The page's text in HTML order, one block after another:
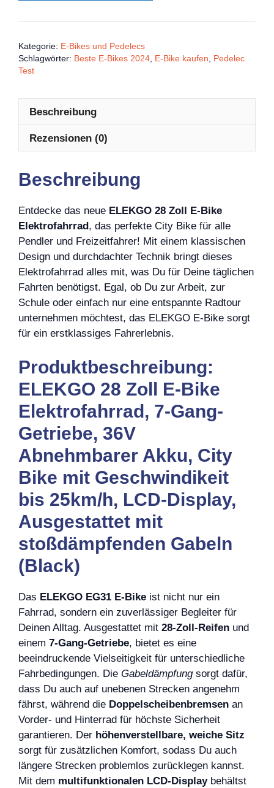
Kategorie: E-Bikes und Pedelecs
Schlagwörter: Beste E-Bikes 2024, E-Bike kaufen, Pedelec
Test
Beschreibung
Rezensionen (0)
Beschreibung
Entdecke das neue ELEKGO 28 Zoll E-Bike
Elektrofahrrad, das perfekte City Bike für alle
Pendler und Freizeitfahrer! Mit einem klassischen
Design und durchdachter Technik bringt dieses
Elektrofahrrad alles mit, was Du für Deine täglichen
Fahrten benötigst. Egal, ob Du zur Arbeit, zur
Schule oder einfach nur eine entspannte Radtour
unternehmen möchtest, das ELEKGO E-Bike sorgt
für ein erstklassiges Fahrerlebnis.
Produktbeschreibung:
ELEKGO 28 Zoll E-Bike
Elektrofahrrad, 7-Gang-
Getriebe, 36V
Abnehmbarer Akku, City
Bike mit Geschwindikeit
bis 25km/h, LCD-Display,
Ausgestattet mit
stoßdämpfenden Gabeln
(Black)
Das ELEKGO EG31 E-Bike ist nicht nur ein
Fahrrad, sondern ein zuverlässiger Begleiter für
Deinen Alltag. Ausgestattet mit 28-Zoll-Reifen und
einem 7-Gang-Getriebe, bietet es eine
beeindruckende Vielseitigkeit für unterschiedliche
Fahrbedingungen. Die Gabeldämpfungsorgt dafür,
dass Du auch auf unebenen Strecken angenehm
fährst, während die Doppelscheibenbremsen an
Vorder- und Hinterrad für höchste Sicherheit
garantieren. Der höhenverstellbare, weiche Sitz
sorgt für zusätzlichen Komfort, sodass Du auch
längere Strecken problemlos zurücklegen kannst.
Mit dem multifunktionalen LCD-Displaybehältst